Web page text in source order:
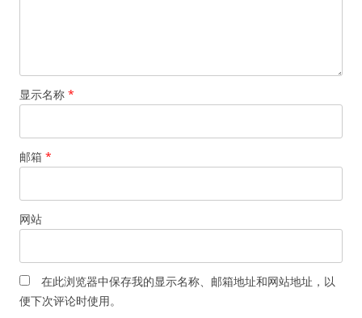
显示名称 *
邮箱 *
网站
在此浏览器中保存我的显示名称、邮箱地址和网站地址，以
便下次评论时使用。